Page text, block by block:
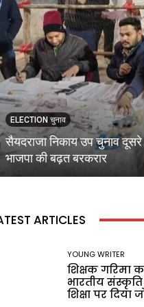
ELECTION चुनाव
सैयदराजा निकाय उप चुनाव दूसरे
भाजपा की बढ़त बरकरार
ARTICLES
YOUNG WRITER
शिक्षक गरिमा
भारतीय
शिक्षा पर दिया